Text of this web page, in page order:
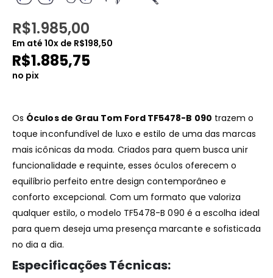
R$1.985,00
Em até 10x de R$198,50
R$1.885,75
no pix
Os Óculos de Grau Tom Ford TF5478-B 090 trazem o
toque inconfundível de luxo e estilo de uma das marcas
mais icônicas da moda. Criados para quem busca unir
funcionalidade e requinte, esses óculos oferecem o
equilíbrio perfeito entre design contemporâneo e
conforto excepcional. Com um formato que valoriza
qualquer estilo, o modelo TF5478-B 090 é a escolha ideal
para quem deseja uma presença marcante e sofisticada
no dia a dia.
Especificações Técnicas: